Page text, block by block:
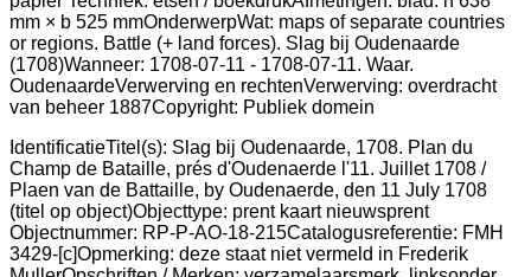
IdentificatieTitel(s): Slag bij Oudenaarde, 1708. Plan du
Champ de Bataille, prés d'Oudenaerde l'11. Juillet 1708 /
Plaen van de Battaille, by Oudenaerde, den 11 July 1708
(titel op object)Objecttype: prent kaart nieuwsprent
Objectnummer: RP-P-AO-18-215Catalogusreferentie: FMH
3429-[c]Opmerking: deze staat niet vermeld in Frederik